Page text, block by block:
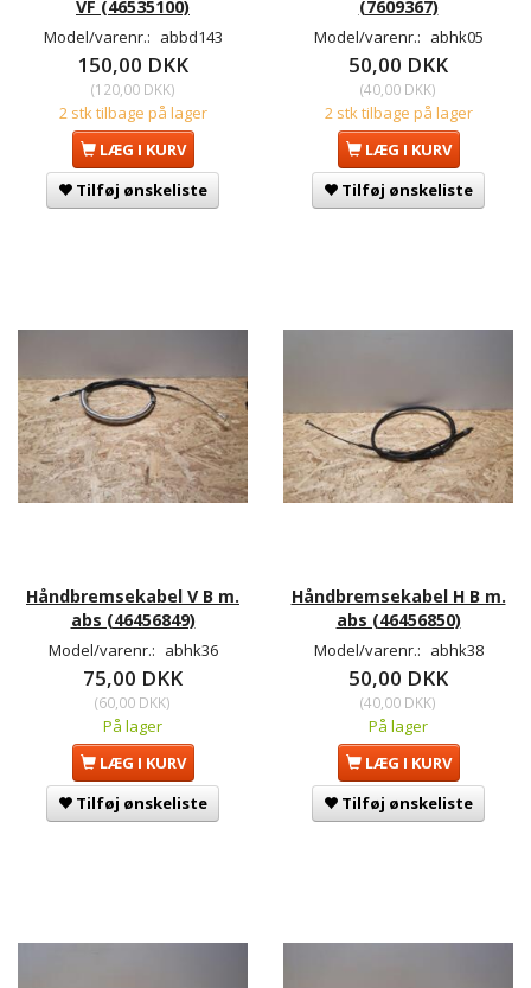
VF (46535100)
Model/varenr.: abbd143
150,00 DKK
(120,00 DKK)
2 stk tilbage på lager
LÆG I KURV
Tilføj ønskeliste
(7609367)
Model/varenr.: abhk05
50,00 DKK
(40,00 DKK)
2 stk tilbage på lager
LÆG I KURV
Tilføj ønskeliste
Håndbremsekabel V B m.
abs (46456849)
Model/varenr.: abhk36
75,00 DKK
(60,00 DKK)
På lager
LÆG I KURV
Tilføj ønskeliste
Håndbremsekabel H B m.
abs (46456850)
Model/varenr.: abhk38
50,00 DKK
(40,00 DKK)
På lager
LÆG I KURV
Tilføj ønskeliste